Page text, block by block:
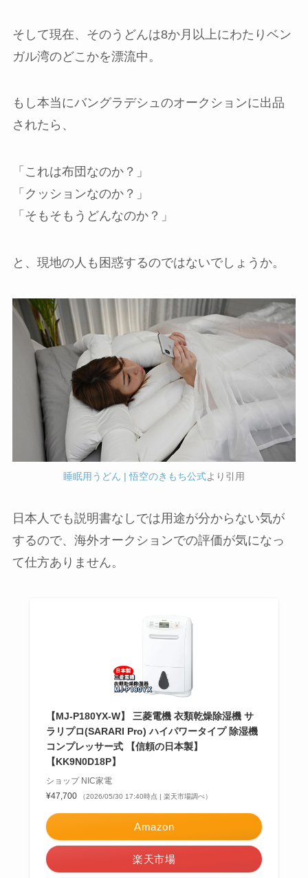
そして現在、そのうどんは8か月以上にわたりベン
ガル湾のどこかを漂流中。
もし本当にバングラデシュのオークションに出品
されたら、
「これは布団なのか？」
「クッションなのか？」
「そもそもうどんなのか？」
と、現地の人も困惑するのではないでしょうか。
睡眠用うどん | 悟空のきもち公式より引用
日本人でも説明書なしでは用途が分からない気が
するので、海外オークションでの評価が気になっ
て仕方ありません。
【MJ-P180YX-W】 三菱電機 衣類乾燥除湿機 サ
ラリプロ(SARARI Pro) ハイパワータイプ 除湿機
コンプレッサー式 【信頼の日本製】
【KK9N0D18P】
ショップ NIC家電
¥47,700
（2026/05/30 17:40時点 | 楽天市場調べ）
Amazon
楽天市場